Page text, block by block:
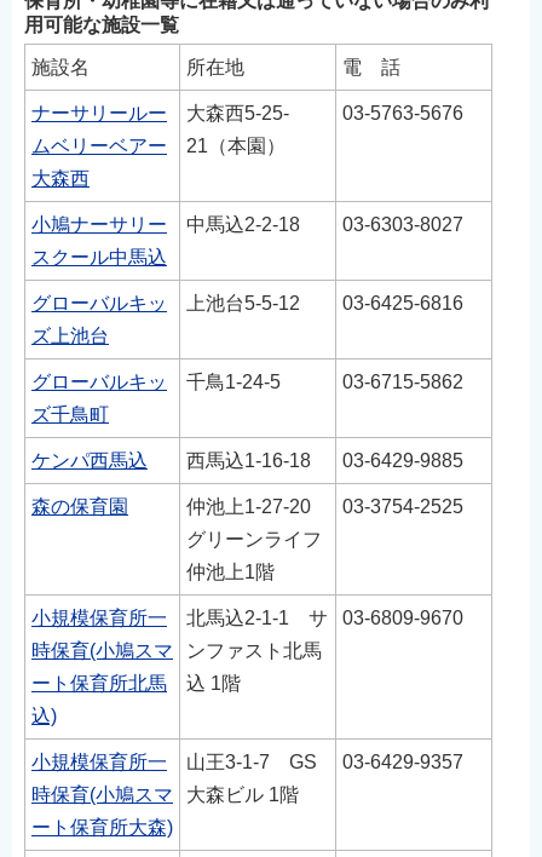
用可能な施設一覧
施設名 所在地 電 話
ナーサリールー
ムベリーベアー
大森西
大森西5-25-
21（本園）
03-5763-5676
小鳩ナーサリー
スクール中馬込
中馬込2-2-18 03-6303-8027
グローバルキッ
ズ上池台
上池台5-5-12 03-6425-6816
グローバルキッ
ズ千鳥町
千鳥1-24-5 03-6715-5862
ケンパ西馬込 西馬込1-16-18 03-6429-9885
森の保育園
仲池上1-27-20
グリーンライフ
仲池上1階
03-3754-2525
小規模保育所一
時保育(小鳩スマ
ート保育所北馬
込)
北馬込2-1-1 サ
ンファスト北馬
込 1階
03-6809-9670
小規模保育所一
時保育(小鳩スマ
ート保育所大森)
山王3-1-7 GS
大森ビル 1階
03-6429-9357